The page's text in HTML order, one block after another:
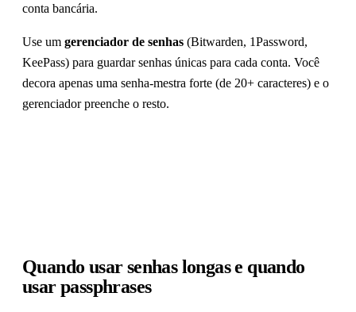
conta bancária.
Use um gerenciador de senhas (Bitwarden, 1Password,
KeePass) para guardar senhas únicas para cada conta. Você
decora apenas uma senha-mestra forte (de 20+ caracteres) e o
gerenciador preenche o resto.
Quando usar senhas longas e quando
usar passphrases